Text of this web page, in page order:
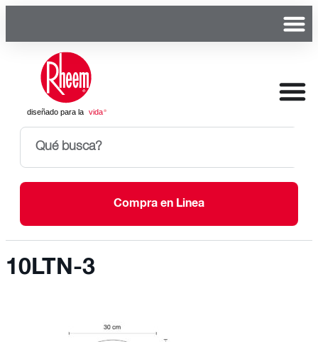
Compra en Linea
10LTN-3